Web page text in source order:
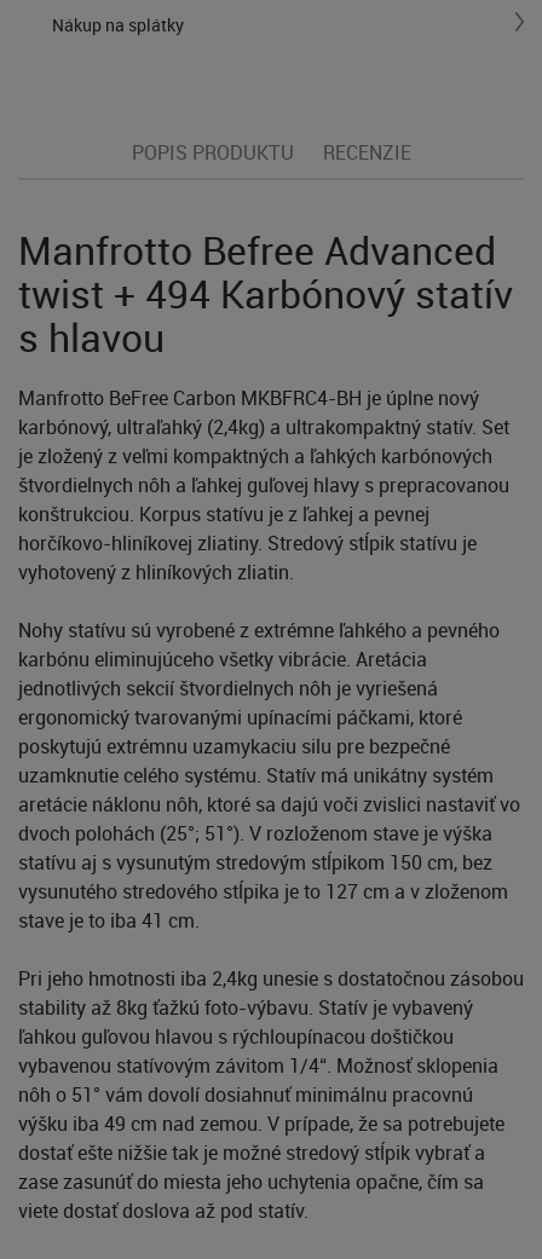
Nákup na splátky
POPIS PRODUKTU RECENZIE
Manfrotto Befree Advanced
twist + 494 Karbónový statív
s hlavou
Manfrotto BeFree Carbon MKBFRC4-BH je úplne nový
karbónový, ultraľahký (2,4kg) a ultrakompaktný statív. Set
je zložený z veľmi kompaktných a ľahkých karbónových
štvordielnych nôh a ľahkej guľovej hlavy s prepracovanou
konštrukciou. Korpus statívu je z ľahkej a pevnej
horčíkovo-hliníkovej zliatiny. Stredový stĺpik statívu je
vyhotovený z hliníkových zliatin.
Nohy statívu sú vyrobené z extrémne ľahkého a pevného
karbónu eliminujúceho všetky vibrácie. Aretácia
jednotlivých sekcií štvordielnych nôh je vyriešená
ergonomický tvarovanými upínacími páčkami, ktoré
poskytujú extrémnu uzamykaciu silu pre bezpečné
uzamknutie celého systému. Statív má unikátny systém
aretácie náklonu nôh, ktoré sa dajú voči zvislici nastaviť vo
dvoch polohách (25°; 51°). V rozloženom stave je výška
statívu aj s vysunutým stredovým stĺpikom 150 cm, bez
vysunutého stredového stĺpika je to 127 cm a v zloženom
stave je to iba 41 cm.
Pri jeho hmotnosti iba 2,4kg unesie s dostatočnou zásobou
stability až 8kg ťažkú foto-výbavu. Statív je vybavený
ľahkou guľovou hlavou s rýchloupínacou doštičkou
vybavenou statívovým závitom 1/4“. Možnosť sklopenia
nôh o 51° vám dovolí dosiahnuť minimálnu pracovnú
výšku iba 49 cm nad zemou. V prípade, že sa potrebujete
dostať ešte nižšie tak je možné stredový stĺpik vybrať a
zase zasunúť do miesta jeho uchytenia opačne, čím sa
viete dostať doslova až pod statív.